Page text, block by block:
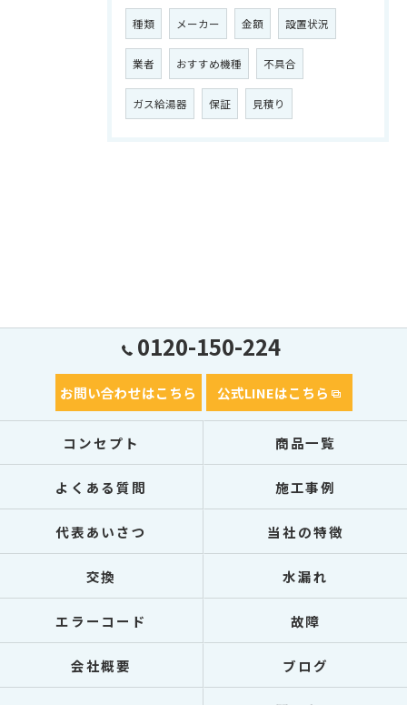
種類 メーカー 金額 設置状況
業者 おすすめ機種 不具合
ガス給湯器 保証 見積り
0120-150-224
お問い合わせはこちら 公式LINEはこちら
コンセプト 商品一覧
よくある質問 施工事例
代表あいさつ 当社の特徴
交換 水漏れ
エラーコード 故障
会社概要 ブログ